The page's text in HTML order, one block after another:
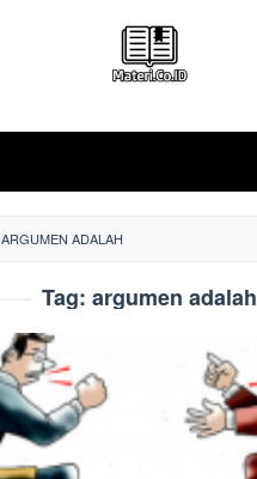
ARGUMEN ADALAH
Tag: argumen adalah